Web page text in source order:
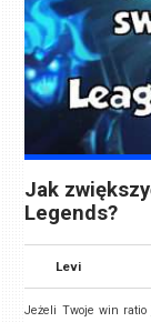
Jak
Legends?
Levi
Jeżeli Twoje win